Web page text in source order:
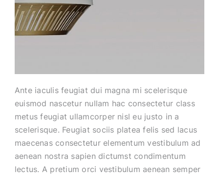
Ante iaculis feugiat dui magna mi scelerisque
euismod nascetur nullam hac consectetur class
metus feugiat ullamcorper nisl eu justo in a
scelerisque. Feugiat sociis platea felis sed lacus
maecenas consectetur elementum vestibulum ad
aenean nostra sapien dictumst condimentum
lectus. A pretium orci vestibulum aenean semper